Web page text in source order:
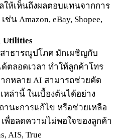
ให้เห็นถึงผลตอบแทนจากการ
น Amazon, eBay, Shopee,
Utilities
าธารณูปโภค มักเผชิญกับ
ลอดเวลา ทำให้ลูกค้าโทร
กหลาย AI สามารถช่วยคัด
หล่านี้ ในเบื้องต้นได้อย่าง
านะการแก้ไข หรือช่วยเหลือ
พื่อลดความไม่พอใจของลูกค้า
AIS, True